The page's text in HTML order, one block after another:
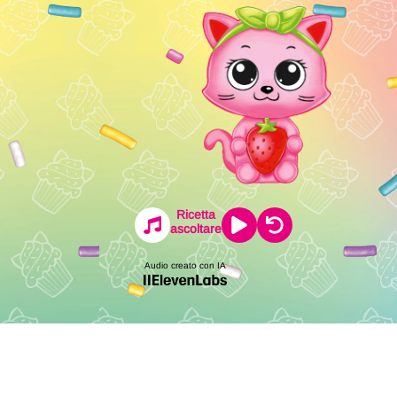
Ricetta
ascoltare
Audio creato con IA